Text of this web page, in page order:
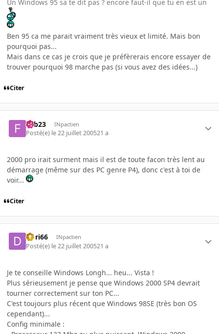
Un Windows 95 sa te dit pas ? encore faut-il que tu en est un
Ben 95 ca me parait vraiment très vieux et limité. Mais bon
pourquoi pas...
Mais dans ce cas je crois que je préfèrerais encore essayer de
trouver pourquoi 98 marche pas (si vous avez des idées...)
Citer
Fab23 INpactien
Posté(e) le 22 juillet 200521 a
2000 pro irait surment mais il est de toute facon très lent au
démarrage (même sur des PC genre P4), donc c'est à toi de
voir...
Citer
Dori66 INpactien
Posté(e) le 22 juillet 200521 a
Je te conseille Windows Longh... heu... Vista !
Plus sérieusement je pense que Windows 2000 SP4 devrait
tourner correctement sur ton PC...
C'est toujours plus récent que Windows 98SE (très bon OS
cependant)...
Config minimale :